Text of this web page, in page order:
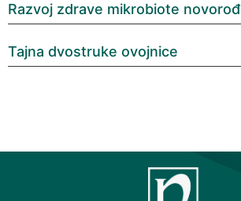
Razvoj zdrave mikrobiote
Tajna dvostruke ovojnice